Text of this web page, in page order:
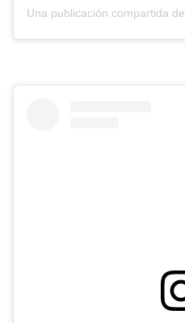
Una publicación compartida de